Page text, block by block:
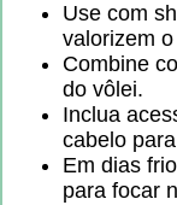
Use com
valorizem
Combine
do vôlei.
Inclua
cabelo
Em dias
para focar